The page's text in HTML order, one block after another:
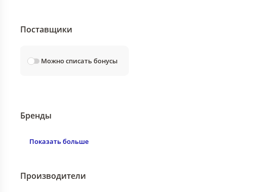
Поставщики
Можно списать бонусы
Бренды
Показать больше
Производители